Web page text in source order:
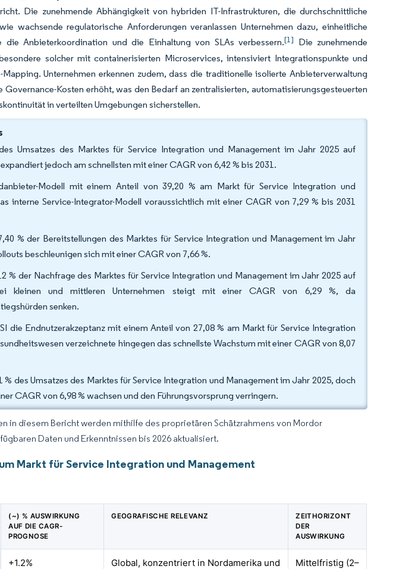
Die zunehmende Abhängigkeit von hybriden IT-Infrastrukturen, die durchschnittliche
wachsende regulatorische Anforderungen veranlassen Unternehmen dazu, einheitliche
die Anbieterkoordination und die Einhaltung von SLAs verbessern.[1] Die zunehmende
solcher mit containerisierten Microservices, intensiviert Integrationspunkte und
Unternehmen erkennen zudem, dass die traditionelle isolierte Anbieterverwaltung
Kosten erhöht, was den Bedarf an zentralisierten, automatisierungsgesteuerten
in verteilten Umgebungen sicherstellen.
Umsatzes des Marktes für Service Integration und Management im Jahr 2025 auf
jedoch am schnellsten mit einer CAGR von 6,42 % bis 2031.
Modell mit einem Anteil von 39,20 % am Markt für Service Integration und
interne Service-Integrator-Modell voraussichtlich mit einer CAGR von 7,29 % bis 2031
% der Bereitstellungen des Marktes für Service Integration und Management im Jahr
beschleunigen sich mit einer CAGR von 7,66 %.
% der Nachfrage des Marktes für Service Integration und Management im Jahr 2025 auf
kleinen und mittleren Unternehmen steigt mit einer CAGR von 6,29 %, da
senken.
die Endnutzerakzeptanz mit einem Anteil von 27,08 % am Markt für Service Integration
verzeichnete hingegen das schnellste Wachstum mit einer CAGR von 8,07
des Umsatzes des Marktes für Service Integration und Management im Jahr 2025, doch
CAGR von 6,98 % wachsen und den Führungsvorsprung verringern.
in diesem Bericht werden mithilfe des proprietären Schätzrahmens von Mordor
Daten und Erkenntnissen bis 2026 aktualisiert.
Markt für Service Integration und Management
(~) % AUSWIRKUNG
AUF DIE CAGR-
PROGNOSE
GEOGRAFISCHE RELEVANZ
ZEITHORIZONT
DER
AUSWIRKUNG
+1.2%
Global, konzentriert in Nordamerika und
Mittelfristig (2–